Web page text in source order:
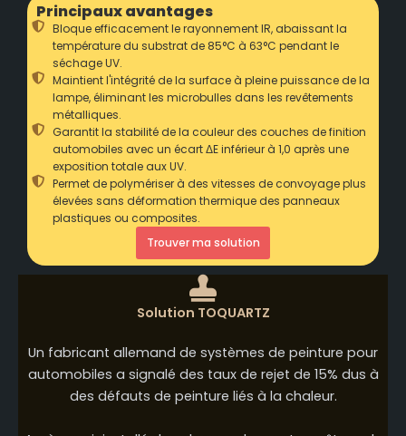
Principaux avantages
Bloque efficacement le rayonnement IR, abaissant la
température du substrat de 85°C à 63°C pendant le
séchage UV.
Maintient l'intégrité de la surface à pleine puissance de la
lampe, éliminant les microbulles dans les revêtements
métalliques.
Garantit la stabilité de la couleur des couches de finition
automobiles avec un écart ΔE inférieur à 1,0 après une
exposition totale aux UV.
Permet de polymériser à des vitesses de convoyage plus
élevées sans déformation thermique des panneaux
plastiques ou composites.
Trouver ma solution
Solution TOQUARTZ
Un fabricant allemand de systèmes de peinture pour
automobiles a signalé des taux de rejet de 15% dus à
des défauts de peinture liés à la chaleur.